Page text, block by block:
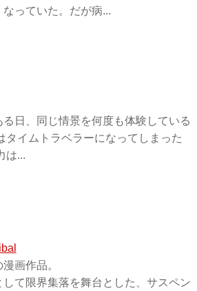
っていた。だが病...
日、同じ情景を何度も体験している
タイムトラベラーになってしまった
は...
画作品。
て限界集落を舞台とした、サスペン